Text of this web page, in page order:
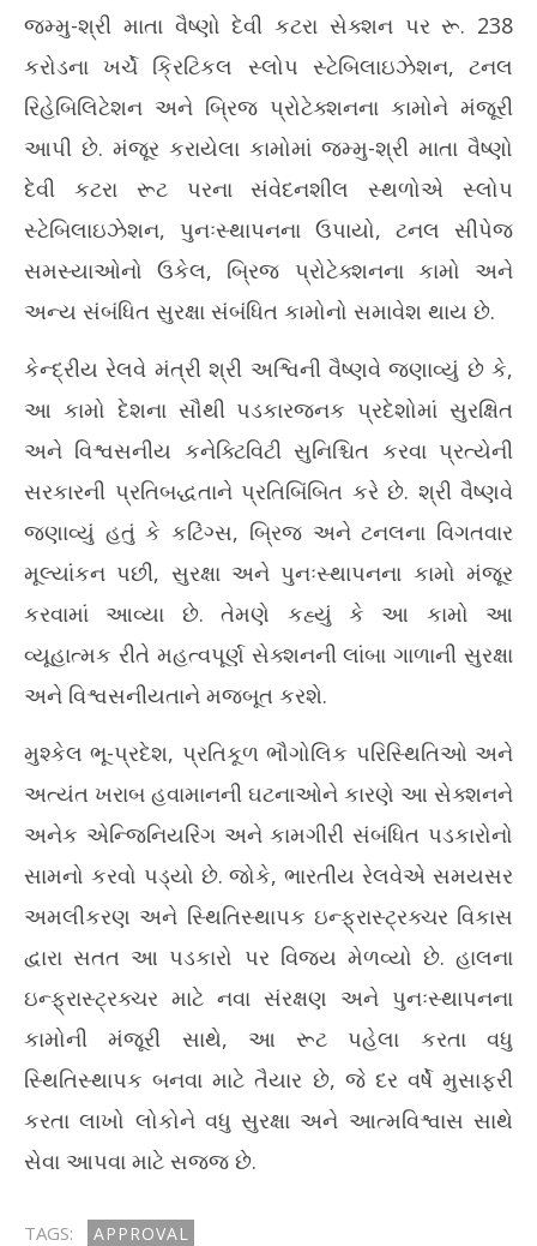
જમ્મુ-કાશ્મીર રેલવે સેક્શનની સુરક્ષા માટે વૈષ્ણો દેવી કટરા રૂટ પર 238
કરોડના પ્રોજેક્ટને મંજૂરી
May
19,
2026
પર
જમ્મુ-શ્રી માતા વૈષ્ણો દેવી કટરા સેક્શન પર રૂ. 238
કરોડના ખર્ચે ક્રિટિકલ સ્લોપ સ્ટેબિલાઇઝેશન, ટનલ
રિહેબિલિટેશન અને બ્રિજ પ્રોટેક્શનના કામોને મંજૂરી
આપી છે. મંજૂર કરાયેલા કામોમાં જમ્મુ-શ્રી માતા વૈષ્ણો
દેવી કટરા રૂટ પરના સંવેદનશીલ સ્થળોએ સ્લોપ
સ્ટેબિલાઇઝેશન, પુનઃસ્થાપનના ઉપાયો, ટનલ સીપેજ
સમસ્યાઓનો ઉકેલ, બ્રિજ પ્રોટેક્શનના કામો અને
અન્ય સંબંધિત સુરક્ષા સંબંધિત કામોનો સમાવેશ થાય છે.
કેન્દ્રીય રેલવે મંત્રી શ્રી અશ્વિની વૈષ્ણવે જણાવ્યું છે કે,
આ કામો દેશના સૌથી પડકારજનક પ્રદેશોમાં સુરક્ષિત
અને વિશ્વસનીય કનેક્ટિવિટી સુનિશ્ચિત કરવા પ્રત્યેની
સરકારની પ્રતિબદ્ધતાને પ્રતિબિંબિત કરે છે. શ્રી વૈષ્ણવે
જણાવ્યું હતું કે કટિંગ્સ, બ્રિજ અને ટનલના વિગતવાર
મૂલ્યાંકન પછી, સુરક્ષા અને પુનઃસ્થાપનના કામો મંજૂર
કરવામાં આવ્યા છે. તેમણે કહ્યું કે આ કામો આ
વ્યૂહાત્મક રીતે મહત્વપૂર્ણ સેક્શનની લાંબા ગાળાની સુરક્ષા
અને વિશ્વસનીયતાને મજબૂત કરશે.
મુશ્કેલ ભૂ-પ્રદેશ, પ્રતિકૂળ ભૌગોલિક પરિસ્થિતિઓ અને
અત્યંત ખરાબ હવામાનની ઘટનાઓને કારણે આ સેક્શનને
અનેક એન્જિનિયરિંગ અને કામગીરી સંબંધિત પડકારોનો
સામનો કરવો પડ્યો છે. જોકે, ભારતીય રેલવેએ સમયસર
અમલીકરણ અને સ્થિતિસ્થાપક ઇન્ફ્રાસ્ટ્રક્ચર વિકાસ
દ્વારા સતત આ પડકારો પર વિજય મેળવ્યો છે. હાલના
ઇન્ફ્રાસ્ટ્રક્ચર માટે નવા સંરક્ષણ અને પુનઃસ્થાપનના
કામોની મંજૂરી સાથે, આ રૂટ પહેલા કરતા વધુ
સ્થિતિસ્થાપક બનવા માટે તૈયાર છે, જે દર વર્ષે મુસાફરી
કરતા લાખો લોકોને વધુ સુરક્ષા અને આત્મવિશ્વાસ સાથે
સેવા આપવા માટે સજ્જ છે.
TAGS:
APPROVAL